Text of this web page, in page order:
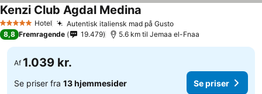
5 Stjerner Hotel Autentisk italiensk mad på Gusto
Kenzi Club Agdal Medina
8,8 Fremragende 19.479 5.6 km til Jemaa el-Fnaa
Af 1.039 kr.
Se priser fra 13 hjemmesider Se priser